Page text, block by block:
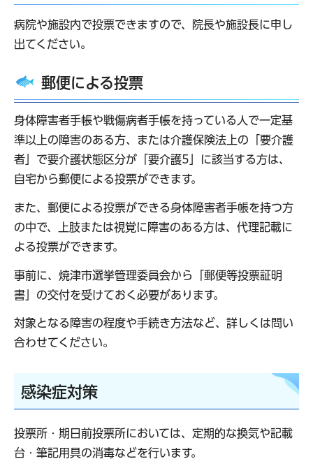
病院や施設内で投票できますので、院長や施設長に申し
出てください。
郵便による投票
身体障害者手帳や戦傷病者手帳を持っている人で一定基
準以上の障害のある方、または介護保険法上の「要介護
者」で要介護状態区分が「要介護5」に該当する方は、
自宅から郵便による投票ができます。
また、郵便による投票ができる身体障害者手帳を持つ方
の中で、上肢または視覚に障害のある方は、代理記載に
よる投票ができます。
事前に、焼津市選挙管理委員会から「郵便等投票証明
書」の交付を受けておく必要があります。
対象となる障害の程度や手続き方法など、詳しくは問い
合わせてください。
感染症対策
投票所・期日前投票所においては、定期的な換気や記載
台・筆記用具の消毒などを行います。